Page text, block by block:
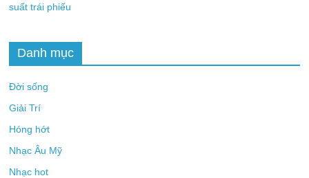
suất trái phiếu
Danh mục
Đời sống
Giải Trí
Hóng hớt
Nhạc Âu Mỹ
Nhạc hot